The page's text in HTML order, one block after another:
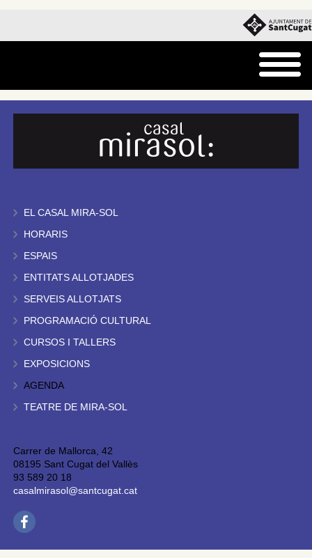
EL CASAL MIRA-SOL
HORARIS
ESPAIS
ENTITATS ALLOTJADES
SERVEIS ALLOTJATS
PROGRAMACIÓ CULTURAL
CURSOS I TALLERS
EXPOSICIONS
AGENDA
TEATRE DE MIRA-SOL
Carrer de Mallorca, 42
08195 Sant Cugat del Vallès
93 589 20 18
casalmirasol@santcugat.cat